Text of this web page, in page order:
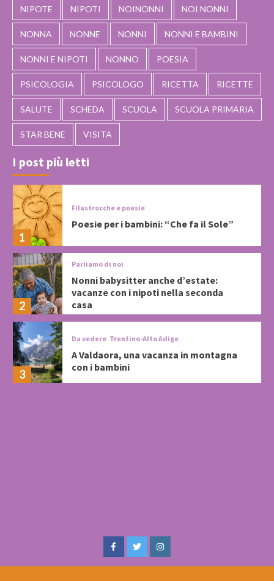
NIPOTE NIPOTI NOINONNI NOI NONNI
NONNA NONNE NONNI NONNI E BAMBINI
NONNI E NIPOTI NONNO POESIA
PSICOLOGIA PSICOLOGO RICETTA RICETTE
SALUTE SCHEDA SCUOLA SCUOLA PRIMARIA
STAR BENE VISITA
I post più letti
1
Filastrocche e poesie
Poesie per i bambini: “Che fa il Sole”
2
Parliamo di noi
Nonni babysitter anche d’estate:
vacanze con i nipoti nella seconda
casa
3
Da vedere Trentino-Alto Adige
A Valdaora, una vacanza in montagna
con i bambini
FacebookTwitterInstagram